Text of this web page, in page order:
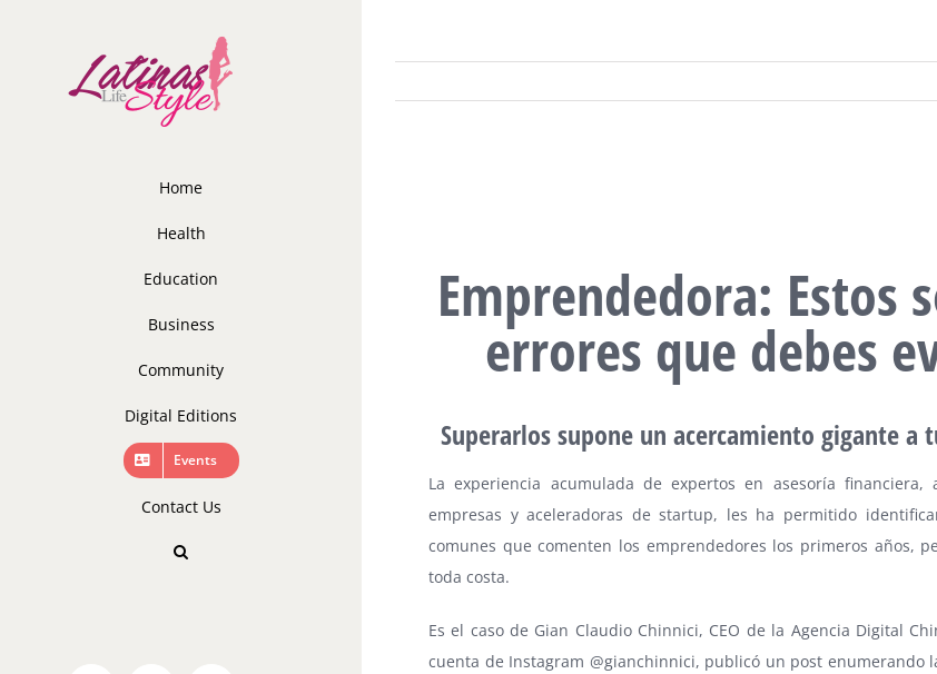
Home
Health
Education
Business
Community
Digital Editions
Events
Contact Us
Emprendedora: Estos
errores que debes
Superarlos supone un acercamiento gigante a
La experiencia acumulada de expertos en asesoría financiera,
empresas y aceleradoras de startup, les ha permitido
comunes que comenten los emprendedores los primeros años,
toda costa.
Es el caso de Gian Claudio Chinnici, CEO de la Agencia Digital
cuenta de Instagram @gianchinnici, publicó un post enumerando